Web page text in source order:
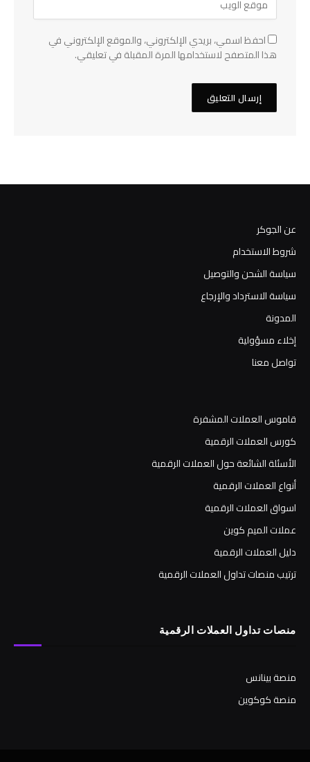
احفظ اسمي، بريدي الإلكتروني، والموقع الإلكتروني في
هذا المتصفح لاستخدامها المرة المقبلة في تعليقي.
عن الجوكر
شروط الاستخدام
سياسة الشحن والتوصيل
سياسة الاسترداد والإرجاع
المدونة
إخلاء مسؤولية
تواصل معنا
قاموس العملات المشفرة
كورس العملات الرقمية
الأسئلة الشائعة حول العملات الرقمية
أنواع العملات الرقمية
اسواق العملات الرقمية
عملات الميم كوين
دليل العملات الرقمية
ترتيب منصات تداول العملات الرقمية
منصات تداول العملات الرقمية
منصة بينانس
منصة كوكوين